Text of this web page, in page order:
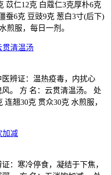
苡仁12克 白蔻仁3克厚朴6克
蚕6克 豆豉9克 葱白3寸(后下)
煎服，每日一剂。
贯清温汤
辨证：温热疫毒，内扰心
。 方 名：云贯清温汤。 处
翘30克 贯众30克 水煎服，
加减
：寒冷停食，凝结于下焦，